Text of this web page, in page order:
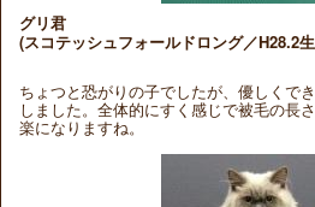
グリ君
(スコテッシュフォールドロング／H28.2
ちょつと恐がりの子でしたが、優しくで
しました。全体的にすく感じで被毛の長
楽になりますね。